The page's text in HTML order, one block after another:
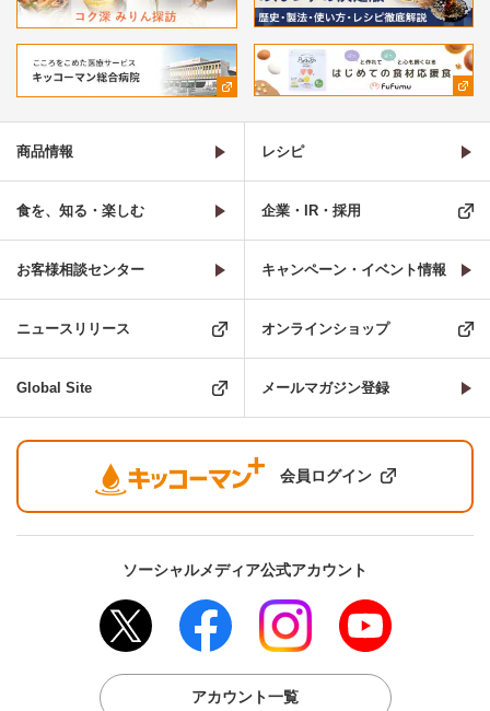
商品情報 レシピ
食を、知る・楽しむ 企業・IR・採用
お客様相談センター キャンペーン・イベント情報
ニュースリリース オンラインショップ
Global Site メールマガジン登録
会員ログイン
ソーシャルメディア公式アカウント
アカウント一覧